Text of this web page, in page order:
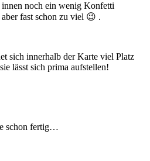
noch ein wenig Konfetti
fast schon zu viel 😉 .
sich innerhalb der Karte viel Platz
lässt sich prima aufstellen!
schon fertig…